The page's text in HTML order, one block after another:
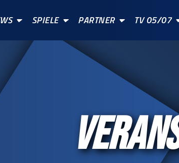
SPIELE PARTNER TV 05/07